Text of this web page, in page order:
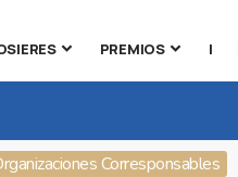
PREMIOS |
Corresponsables